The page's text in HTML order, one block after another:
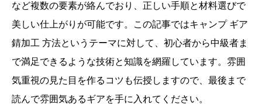
など複数の要素が絡んでおり、正しい手順と材料選びで
美しい仕上がりが可能です。この記事ではキャンプ ギア
錆加工 方法というテーマに対して、初心者から中級者ま
で満足できるような技術と知識を網羅しています。雰囲
気重視の見た目を作るコツも伝授しますので、最後まで
読んで雰囲気あるギアを手に入れてください。